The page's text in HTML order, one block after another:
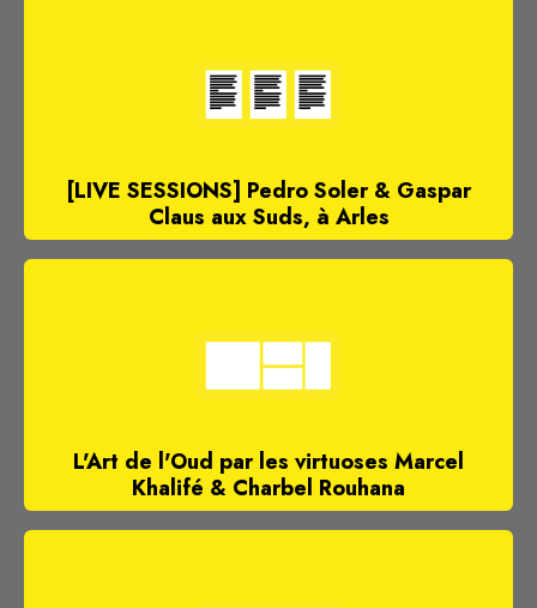
[LIVE SESSIONS] Pedro Soler & Gaspar
Claus aux Suds, à Arles
L'Art de l'Oud par les virtuoses Marcel
Khalifé & Charbel Rouhana